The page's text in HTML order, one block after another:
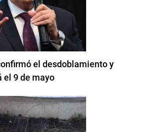
el desdoblamiento y
el 9 de mayo